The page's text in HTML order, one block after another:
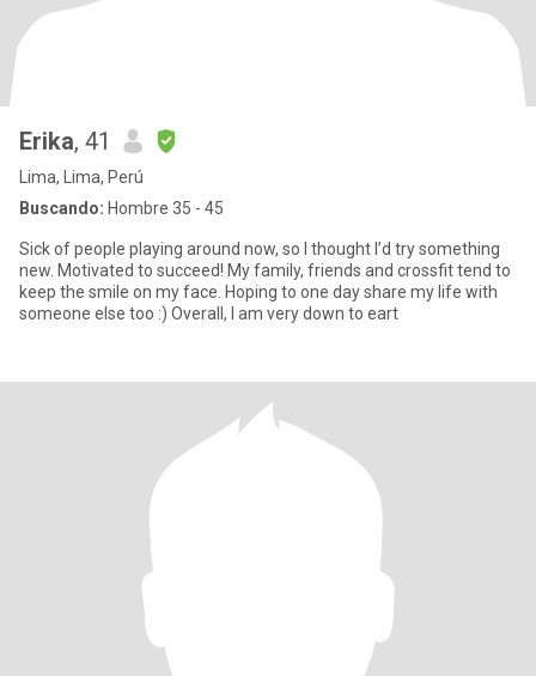
Erika, 41
Lima, Lima, Perú
Buscando: Hombre 35 - 45
Sick of people playing around now, so I thought I’d try something
new. Motivated to succeed! My family, friends and crossfit tend to
keep the smile on my face. Hoping to one day share my life with
someone else too :) Overall, I am very down to eart